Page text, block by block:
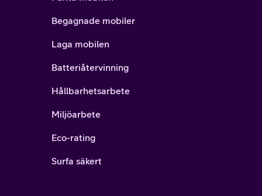
Begagnade mobiler
Laga mobilen
Batteriåtervinning
Hållbarhetsarbete
Miljöarbete
Eco-rating
Surfa säkert